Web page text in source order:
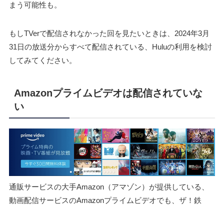
まう可能性も。
もしTVerで配信されなかった回を見たいときは、2024年3月
31日の放送分からすべて配信されている、Huluの利用を検討
してみてください。
Amazonプライムビデオは配信されていな
い
通販サービスの大手Amazon（アマゾン）が提供している、
動画配信サービスのAmazonプライムビデオでも、ザ！鉄